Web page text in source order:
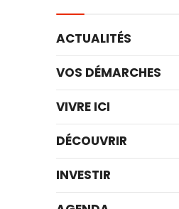
ACTUALITÉS
VOS DÉMARCHES
VIVRE ICI
DÉCOUVRIR
INVESTIR